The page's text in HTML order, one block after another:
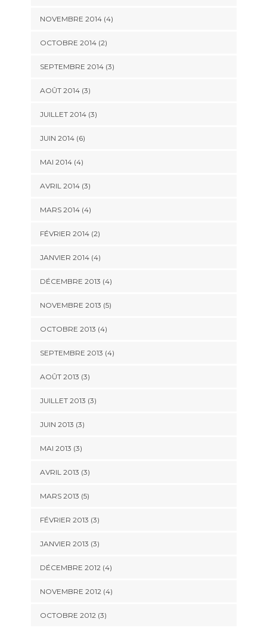
NOVEMBRE 2014(4)
OCTOBRE 2014(2)
SEPTEMBRE 2014(3)
AOÛT 2014(3)
JUILLET 2014(3)
JUIN 2014(6)
MAI 2014(4)
AVRIL 2014(3)
MARS 2014(4)
FÉVRIER 2014(2)
JANVIER 2014(4)
DÉCEMBRE 2013 (4)
NOVEMBRE 2013 (5)
OCTOBRE 2013 (4)
SEPTEMBRE 2013 (4)
AOÛT 2013 (3)
JUILLET 2013 (3)
JUIN 2013 (3)
MAI 2013 (3)
AVRIL 2013 (3)
MARS 2013 (5)
FÉVRIER 2013 (3)
JANVIER 2013 (3)
DÉCEMBRE 2012(4)
NOVEMBRE 2012(4)
OCTOBRE 2012(3)